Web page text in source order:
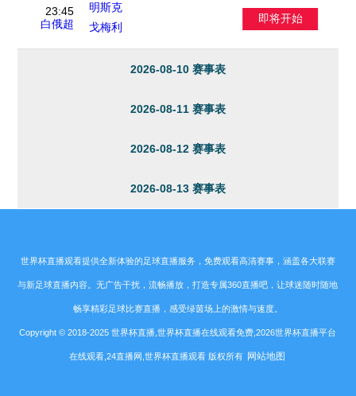
23:45
白俄超
明斯克
VS
戈梅利
即将开始
2026-08-10 赛事表
2026-08-11 赛事表
2026-08-12 赛事表
2026-08-13 赛事表
世界杯直播观看提供全新体验的足球直播服务，免费观看高清赛事，涵盖各大联赛
与新足球直播内容。无广告干扰，流畅播放，打造专属360直播吧，让球迷随时随地
畅享精彩足球比赛直播，感受绿茵场上的激情与速度。
Copyright © 2018-2025 世界杯直播,世界杯直播在线观看免费,2026世界杯直播平台
在线观看,24直播网,世界杯直播观看 版权所有 网站地图